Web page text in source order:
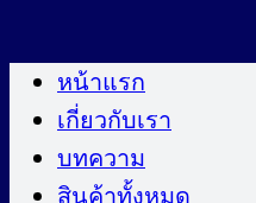
ไป
เนื้อหา
หน้าแรก
เกี่ยวกับเรา
บทความ
สินค้าทั้งหมด